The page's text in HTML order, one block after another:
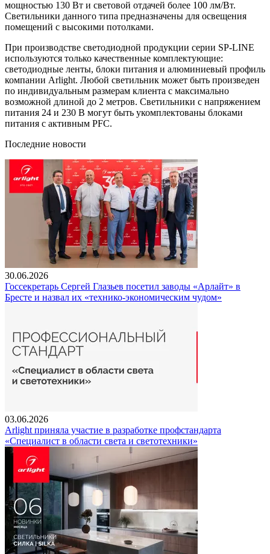
мощностью 130 Вт и световой отдачей более 100 лм/Вт.
Светильники данного типа предназначены для освещения
помещений с высокими потолками.
При производстве светодиодной продукции серии SP-LINE
используются только качественные комплектующие:
светодиодные ленты, блоки питания и алюминиевый профиль
компании Arlight. Любой светильник может быть произведен
по индивидуальным размерам клиента с максимально
возможной длиной до 2 метров. Светильники с напряжением
питания 24 и 230 В могут быть укомплектованы блоками
питания с активным PFC.
Последние новости
30.06.2026
Госсекретарь Сергей Глазьев посетил заводы «Арлайт» в
Бресте и назвал их «технико-экономическим чудом»
03.06.2026
Arlight приняла участие в разработке профстандарта
«Специалист в области света и светотехники»